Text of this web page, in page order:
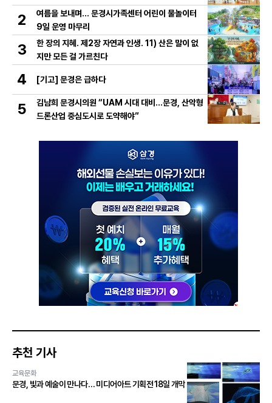
2
여름을 보내며… 문경시가족센터 어린이 물놀이터
9일 운영 마무리
3
한 장의 지혜. 제2장 자연과 인생. 11) 산은 말이 없
지만 모든 걸 가르친다
4 [기고] 문경은 급하다
5
김남희 문경시의원 “UAM 시대 대비…문경, 산악형
드론산업 중심도시로 도약해야”
추천 기사
교육문화
문경, 빛과 예술이 만나다… 미디어아트 기획전 18일 개막